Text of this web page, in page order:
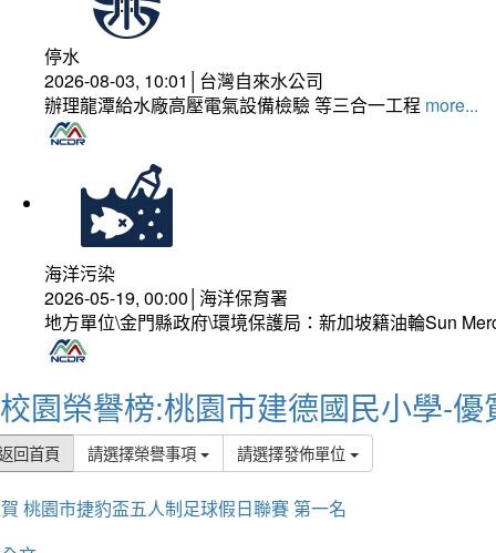
停水
2026-08-03, 10:01│台灣自來水公司
辦理龍潭給水廠高壓電氣設備檢驗 等三合一工程 more...
海洋污染
2026-05-19, 00:00│海洋保育署
地方單位\金門縣政府\環境保護局：新加坡籍油輪Sun
校園榮譽榜:桃園市建德國民小學-優
回首頁 請選擇榮譽事項 請選擇發佈單位
桃園市捷豹盃五人制足球假日聯賽 第一名